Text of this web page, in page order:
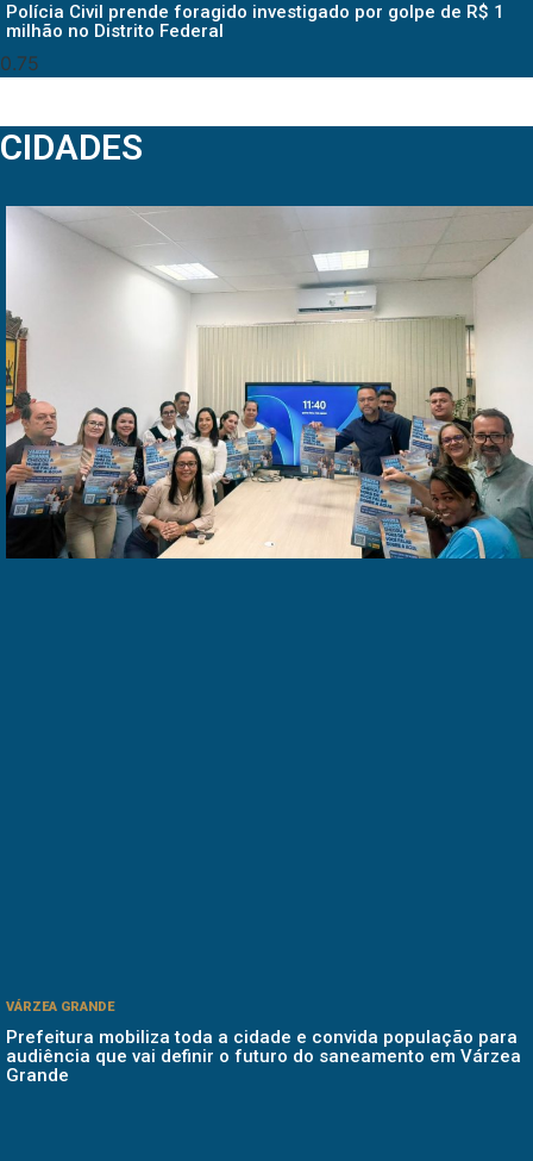
Polícia Civil prende foragido investigado por golpe de R$ 1
milhão no Distrito Federal
CIDADES
VÁRZEA GRANDE
Prefeitura mobiliza toda a cidade e convida população para
audiência que vai definir o futuro do saneamento em Várzea
Grande